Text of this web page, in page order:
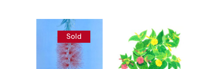
Sold
Liên hệ Liên hệ